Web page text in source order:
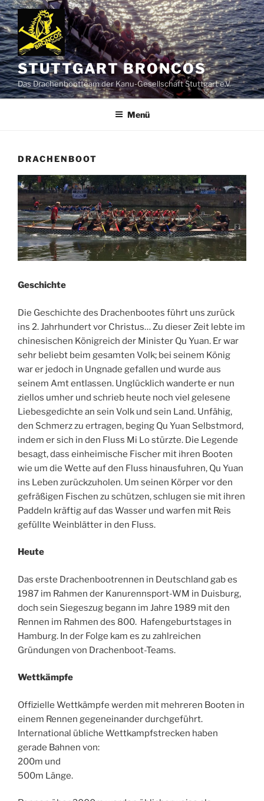
Zum
Inhalt
springen
STUTTGART BRONCOS
Das Drachenbootteam der Kanu-Gesellschaft Stuttgart e.V.
Menü
DRACHENBOOT
Geschichte
Die Geschichte des Drachenbootes führt uns zurück
ins 2. Jahrhundert vor Christus… Zu dieser Zeit lebte im
chinesischen Königreich der Minister Qu Yuan. Er war
sehr beliebt beim gesamten Volk; bei seinem König
war er jedoch in Ungnade gefallen und wurde aus
seinem Amt entlassen. Unglücklich wanderte er nun
ziellos umher und schrieb heute noch viel gelesene
Liebesgedichte an sein Volk und sein Land. Unfähig,
den Schmerz zu ertragen, beging Qu Yuan Selbstmord,
indem er sich in den Fluss Mi Lo stürzte. Die Legende
besagt, dass einheimische Fischer mit ihren Booten
wie um die Wette auf den Fluss hinausfuhren, Qu Yuan
ins Leben zurückzuholen. Um seinen Körper vor den
gefräßigen Fischen zu schützen, schlugen sie mit ihren
Paddeln kräftig auf das Wasser und warfen mit Reis
gefüllte Weinblätter in den Fluss.
Heute
Das erste Drachenbootrennen in Deutschland gab es
1987 im Rahmen der Kanurennsport-WM in Duisburg,
doch sein Siegeszug begann im Jahre 1989 mit den
Rennen im Rahmen des 800. Hafengeburtstages in
Hamburg. In der Folge kam es zu zahlreichen
Gründungen von Drachenboot-Teams.
Wettkämpfe
Offizielle Wettkämpfe werden mit mehreren Booten in
einem Rennen gegeneinander durchgeführt.
International übliche Wettkampfstrecken haben
gerade Bahnen von:
200m und
500m Länge.